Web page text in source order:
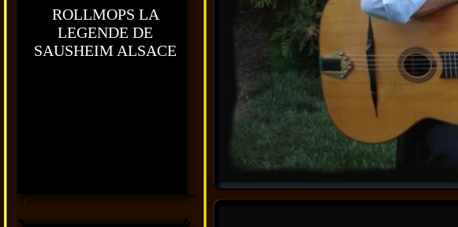
ROLLMOPS LA
LEGENDE DE
SAUSHEIM ALSACE